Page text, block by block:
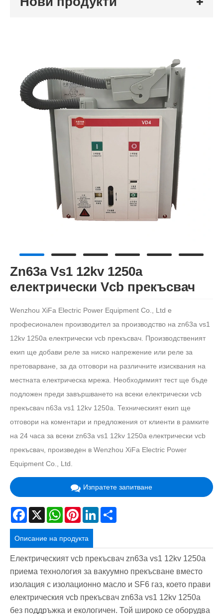
Zn63a Vs1 12kv 1250a
електрически Vcb прекъсвач
Wenzhou XiFa Electric Power Equipment Co., Ltd е
професионален производител за производство на zn63a vs1
12kv 1250a електрически vcb прекъсвач. Производственият
екип ще добави реле за ниско напрежение или реле за
претоварване, за да отговори на различните изисквания на
местната електрическа мрежа. Необходимият тест ще бъде
подложен преди завършването на всеки електрически vcb
прекъсвач n63a vs1 12kv 1250a. Техническият екип ще
отговори на коментари и предложения от клиенти в рамките
на 24 часа за всеки zn63a vs1 12kv 1250a електрически vcb
прекъсвач, произведен в Wenzhou XiFa Electric Power
Equipment Co., Ltd.
Изпратете запитване
Facebook
X WhatsAppPinterestLinkedIn
Описание на продукта
Електрическият vcb прекъсвач zn63a vs1 12kv 1250a
приема технология за вакуумно прекъсване вместо
изолация с изолационно масло и SF6 газ, което прави
електрическия vcb прекъсвач zn63a vs1 12kv 1250a
без поддръжка и екологичен. Той широко се оборудва